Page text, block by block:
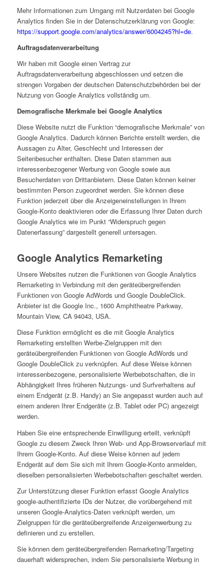
Mehr Informationen zum Umgang mit Nutzerdaten bei Google
Analytics finden Sie in der Datenschutzerklärung von Google:
https://support.google.com/analytics/answer/6004245?hl=de.
Auftragsdatenverarbeitung
Wir haben mit Google einen Vertrag zur
Auftragsdatenverarbeitung abgeschlossen und setzen die
strengen Vorgaben der deutschen Datenschutzbehörden bei der
Nutzung von Google Analytics vollständig um.
Demografische Merkmale bei Google Analytics
Diese Website nutzt die Funktion “demografische Merkmale” von
Google Analytics. Dadurch können Berichte erstellt werden, die
Aussagen zu Alter, Geschlecht und Interessen der
Seitenbesucher enthalten. Diese Daten stammen aus
interessenbezogener Werbung von Google sowie aus
Besucherdaten von Drittanbietern. Diese Daten können keiner
bestimmten Person zugeordnet werden. Sie können diese
Funktion jederzeit über die Anzeigeneinstellungen in Ihrem
Google-Konto deaktivieren oder die Erfassung Ihrer Daten durch
Google Analytics wie im Punkt “Widerspruch gegen
Datenerfassung” dargestellt generell untersagen.
Google Analytics Remarketing
Unsere Websites nutzen die Funktionen von Google Analytics
Remarketing in Verbindung mit den geräteübergreifenden
Funktionen von Google AdWords und Google DoubleClick.
Anbieter ist die Google Inc., 1600 Amphitheatre Parkway,
Mountain View, CA 94043, USA.
Diese Funktion ermöglicht es die mit Google Analytics
Remarketing erstellten Werbe-Zielgruppen mit den
geräteübergreifenden Funktionen von Google AdWords und
Google DoubleClick zu verknüpfen. Auf diese Weise können
interessenbezogene, personalisierte Werbebotschaften, die in
Abhängigkeit Ihres früheren Nutzungs- und Surfverhaltens auf
einem Endgerät (z.B. Handy) an Sie angepasst wurden auch auf
einem anderen Ihrer Endgeräte (z.B. Tablet oder PC) angezeigt
werden.
Haben Sie eine entsprechende Einwilligung erteilt, verknüpft
Google zu diesem Zweck Ihren Web- und App-Browserverlauf mit
Ihrem Google-Konto. Auf diese Weise können auf jedem
Endgerät auf dem Sie sich mit Ihrem Google-Konto anmelden,
dieselben personalisierten Werbebotschaften geschaltet werden.
Zur Unterstützung dieser Funktion erfasst Google Analytics
google-authentifizierte IDs der Nutzer, die vorübergehend mit
unseren Google-Analytics-Daten verknüpft werden, um
Zielgruppen für die geräteübergreifende Anzeigenwerbung zu
definieren und zu erstellen.
Sie können dem geräteübergreifenden Remarketing/Targeting
dauerhaft widersprechen, indem Sie personalisierte Werbung in